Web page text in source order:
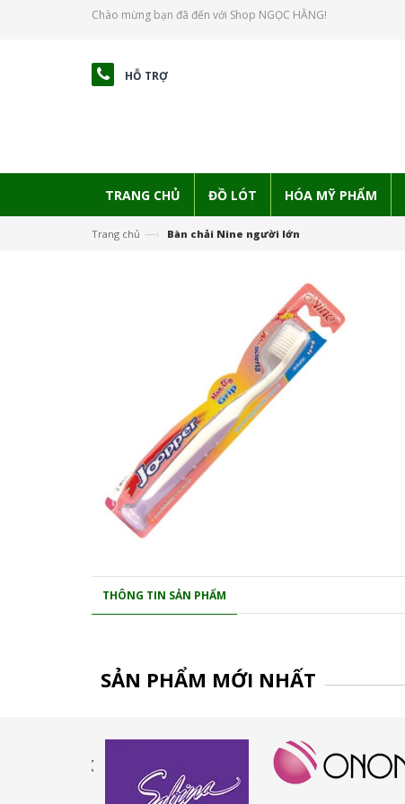
Chào mừng bạn đã đến với Shop NGỌC HẰNG!
HỖ TRỢ
TRANG CHỦ ĐỒ LÓT HÓA MỸ PHẨM
Trang chủ —› Bàn chải Nine người lớn
THÔNG TIN SẢN PHẨM
SẢN PHẨM MỚI NHẤT